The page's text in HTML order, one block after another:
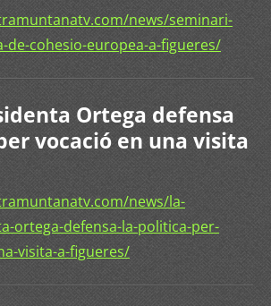
news/seminari-
de-cohesio-europea-a-figueres/
Ortega defensa
vocació en una visita
news/la-
ortega-defensa-la-politica-per-
visita-a-figueres/